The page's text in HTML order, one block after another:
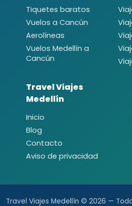
Tiquetes baratos
Vuelos a Cancún
Aerolíneas
Vuelos Medellín a
Cancún
Travel Viajes
Medellín
Inicio
Blog
Contacto
Aviso de privacidad
Travel Viajes Medellín © 2026 —